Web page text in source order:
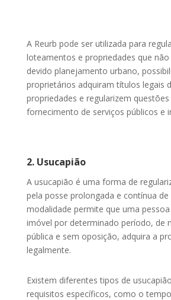
A Reurb pode ser utilizada para
loteamentos e propriedades que
devido planejamento urbano,
proprietários adquiram títulos legais
propriedades e regularizem
fornecimento de serviços públicos e
2. Usucapião
A usucapião é uma forma de
pela posse prolongada e contínua de
modalidade permite que uma
imóvel por determinado período, de
pública e sem oposição, adquira a
legalmente.
Existem diferentes tipos de
requisitos específicos, como o